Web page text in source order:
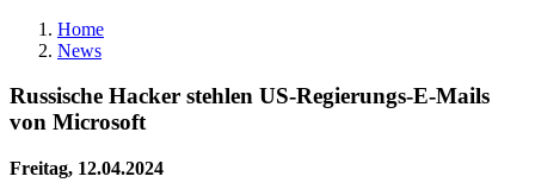
Home
News
Russische Hacker stehlen US-Regierungs-E-Mails
von Microsoft
Freitag, 12.04.2024